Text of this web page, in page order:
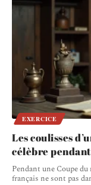
EXERCICE
Les coulisses
célèbre
Pendant une Coupe
français ne sont pas